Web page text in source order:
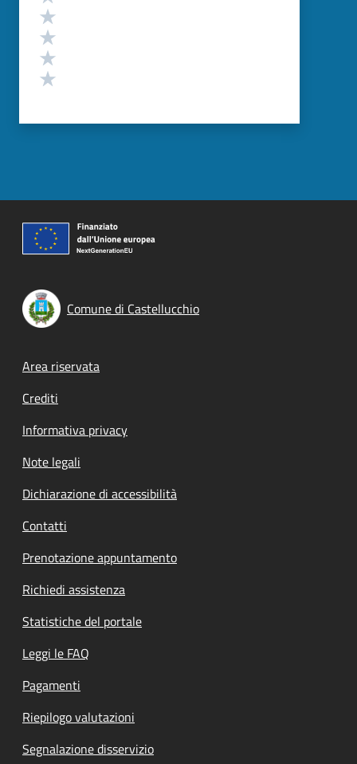
Comune di Castellucchio
Footer menu
Area riservata
Crediti
Informativa privacy
Note legali
Dichiarazione di accessibilità
Contatti
Prenotazione appuntamento
Richiedi assistenza
Statistiche del portale
Leggi le FAQ
Pagamenti
Riepilogo valutazioni
Segnalazione disservizio